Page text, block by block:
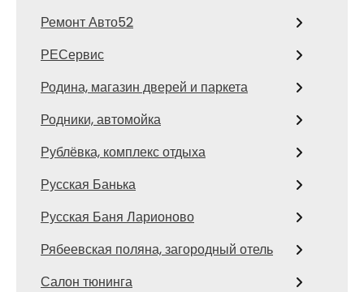
Ремонт Авто52
РЕСервис
Родина, магазин дверей и паркета
Родники, автомойка
Рублёвка, комплекс отдыха
Русская Банька
Русская Баня Ларионово
Рябеевская поляна, загородный отель
Салон тюнинга